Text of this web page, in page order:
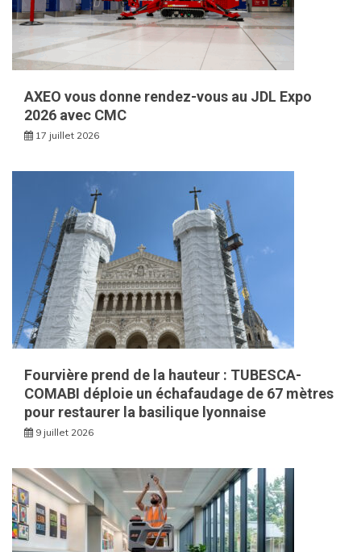
AXEO vous donne rendez-vous au JDL Expo
2026 avec CMC
17 juillet 2026
Fourvière prend de la hauteur : TUBESCA-
COMABI déploie un échafaudage de 67 mètres
pour restaurer la basilique lyonnaise
9 juillet 2026